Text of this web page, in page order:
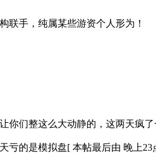
联手，纯属某些游资个人形为！
你们整这么大动静的，这两天疯
的是模拟盘[ 本帖最后由 晚上23